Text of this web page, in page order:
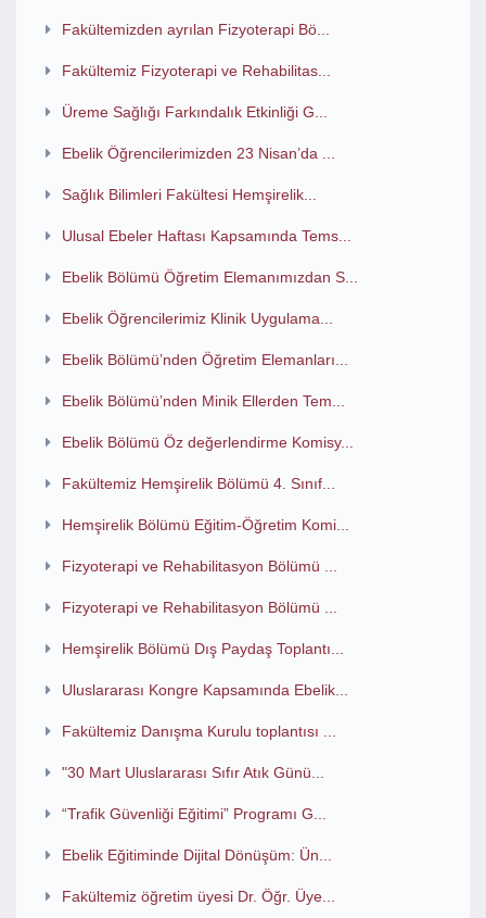
Fakültemizden ayrılan Fizyoterapi Bö...
Fakültemiz Fizyoterapi ve Rehabilitas...
Üreme Sağlığı Farkındalık Etkinliği G...
Ebelik Öğrencilerimizden 23 Nisan’da ...
Sağlık Bilimleri Fakültesi Hemşirelik...
Ulusal Ebeler Haftası Kapsamında Tems...
Ebelik Bölümü Öğretim Elemanımızdan S...
Ebelik Öğrencilerimiz Klinik Uygulama...
Ebelik Bölümü’nden Öğretim Elemanları...
Ebelik Bölümü’nden Minik Ellerden Tem...
Ebelik Bölümü Öz değerlendirme Komisy...
Fakültemiz Hemşirelik Bölümü 4. Sınıf...
Hemşirelik Bölümü Eğitim-Öğretim Komi...
Fizyoterapi ve Rehabilitasyon Bölümü ...
Fizyoterapi ve Rehabilitasyon Bölümü ...
Hemşirelik Bölümü Dış Paydaş Toplantı...
Uluslararası Kongre Kapsamında Ebelik...
Fakültemiz Danışma Kurulu toplantısı ...
"30 Mart Uluslararası Sıfır Atık Günü...
“Trafik Güvenliği Eğitimi” Programı G...
Ebelik Eğitiminde Dijital Dönüşüm: Ün...
Fakültemiz öğretim üyesi Dr. Öğr. Üye...